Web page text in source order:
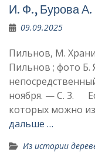
И. Ф., Бурова А.
09.09.2025
Пильнов, М.
Пильнов ; фото Б.
ноября. — С. 3.
которых мож­но
дальше …
Из истории